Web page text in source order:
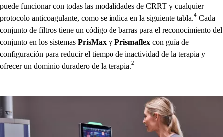
puede funcionar con todas las modalidades de CRRT y cualquier
protocolo anticoagulante, como se indica en la siguiente tabla.4 Cada
conjunto de filtros tiene un código de barras para el reconocimiento del
conjunto en los sistemas PrisMax y Prismaflex con guía de
configuración para reducir el tiempo de inactividad de la terapia y
ofrecer un dominio duradero de la terapia.2